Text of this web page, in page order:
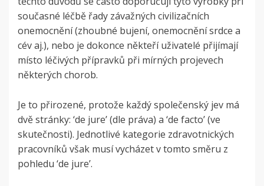
současné léčbě řady závažných civilizačních
onemocnění (zhoubné bujení, onemocnění srdce a
cév aj.), nebo je dokonce někteří uživatelé přijímají
místo léčivých přípravků při mírných projevech
některých chorob.
Je to přirozené, protože každý společenský jev má
dvě stránky: ‘de jure’ (dle práva) a ‘de facto’ (ve
skutečnosti). Jednotlivé kategorie zdravotnických
pracovníků však musí vycházet v tomto směru z
pohledu ‘de jure’.